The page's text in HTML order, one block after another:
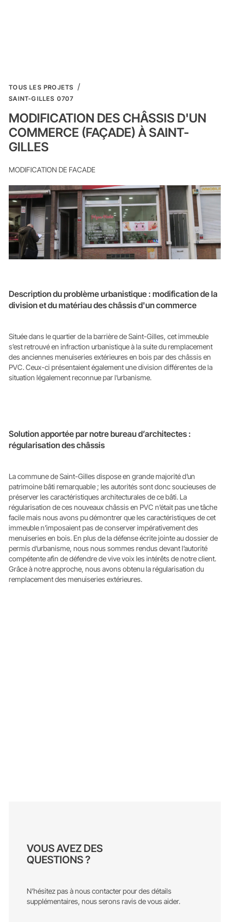
TOUS LES PROJETS
SAINT-GILLES 0707
MODIFICATION DES CHÂSSIS D'UN
COMMERCE (FAÇADE) À SAINT-
GILLES
MODIFICATION DE FACADE
Description du problème urbanistique : modification de la
division et du matériau des châssis d'un commerce
Située dans le quartier de la barrière de Saint-Gilles, cet immeuble
s’est retrouvé en infraction urbanistique à la suite du remplacement
des anciennes menuiseries extérieures en bois par des châssis en
PVC. Ceux-ci présentaient également une division différentes de la
situation légalement reconnue par l’urbanisme.
Solution apportée par notre bureau d’architectes :
régularisation des châssis
La commune de Saint-Gilles dispose en grande majorité d’un
patrimoine bâti remarquable ; les autorités sont donc soucieuses de
préserver les caractéristiques architecturales de ce bâti. La
régularisation de ces nouveaux châssis en PVC n’était pas une tâche
facile mais nous avons pu démontrer que les caractéristiques de cet
immeuble n’imposaient pas de conserver impérativement des
menuiseries en bois. En plus de la défense écrite jointe au dossier de
permis d’urbanisme, nous nous sommes rendus devant l’autorité
compétente afin de défendre de vive voix les intérêts de notre client.
Grâce à notre approche, nous avons obtenu la régularisation du
remplacement des menuiseries extérieures.
VOUS AVEZ DES
QUESTIONS ?
N’hésitez pas à nous contacter pour des détails
supplémentaires, nous serons ravis de vous aider.